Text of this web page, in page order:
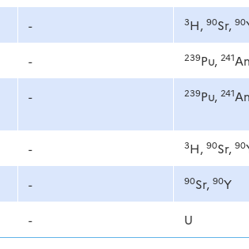
- 3H, 90Sr, 90
- 239Pu, 241
- 239Pu, 241
- 3H, 90Sr, 90
- 90Sr, 90Y
- U